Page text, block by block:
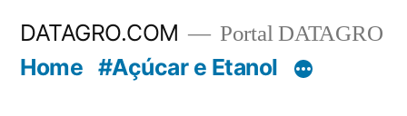
DATAGRO.COM Portal DATAGRO
Home #Açúcar e Etanol